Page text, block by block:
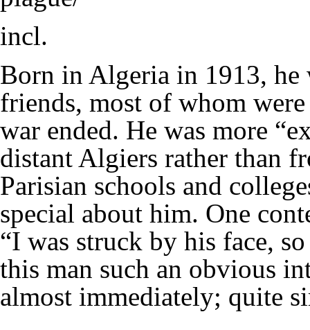
incl.
Born in Algeria in 1913, he
friends, most of whom
war ended. He was more
distant Algiers rather than
Parisian schools and
special about him. One
“I was struck by his face,
this man such an obvious
almost immediately; quite